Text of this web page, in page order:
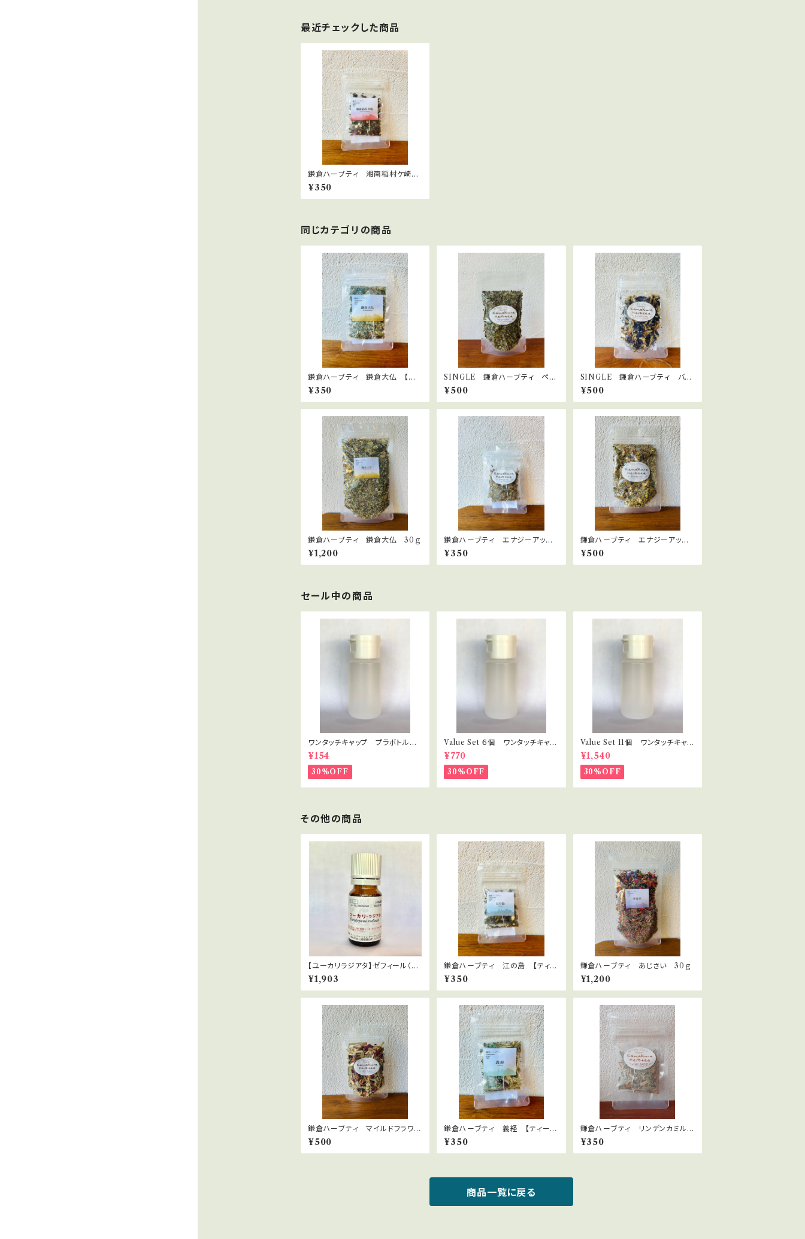
最近チェックした商品
鎌倉ハーブティ 湘南稲村ケ崎
【ティーバッグ】２.０g×2bags
¥350
同じカテゴリの商品
鎌倉ハーブティ 鎌倉大仏 【ティ
ーバッグ】1.5g×2bags
¥350
SINGLE 鎌倉ハーブティ ペパ
ーミント 15ｇ
¥500
SINGLE 鎌倉ハーブティ バタ
フライピー
¥500
鎌倉ハーブティ 鎌倉大仏 30ｇ
¥1,200
鎌倉ハーブティ エナジーアッ
プ 【ティーバッグ】２.０g×2bags
¥350
鎌倉ハーブティ エナジーアッ
プ 10ｇ
¥500
セール中の商品
ワンタッチキャップ プラボトル 3
0ml
¥154
30%OFF
Value Set ６個 ワンタッチキャッ
プ プラボトル 30ml セラピス
ト・講座用
¥770
30%OFF
Value Set 11個 ワンタッチキャッ
プ プラボトル 30ml セラピス
ト・講座用
¥1,540
30%OFF
その他の商品
【ユーカリラジアタ】ゼフィール（有
機栽培）Eucalyptus radiata
¥1,903
鎌倉ハーブティ 江の島 【ティー
バッグ】0.8g×2bags
¥350
鎌倉ハーブティ あじさい 30ｇ
¥1,200
鎌倉ハーブティ マイルドフラワ
ー 10ｇ
¥500
鎌倉ハーブティ 義経 【ティーバ
ッグ】２.０g×2bags
¥350
鎌倉ハーブティ リンデンカミル
レ 【ティーバッグ】１.５g×2bags
¥350
商品一覧に戻る